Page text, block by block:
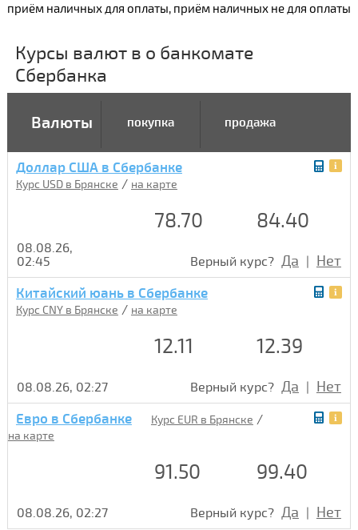
приём наличных для оплаты, приём наличных не для оплаты
Курсы валют в о банкомате
Сбербанка
Валюты покупка продажа
Доллар США в Сбербанке
Курс USD в Брянске / на карте
78.70 84.40
08.08.26,
02:45
Верный курс? Да | Нет
Китайский юань в Сбербанке
Курс CNY в Брянске / на карте
12.11 12.39
08.08.26, 02:27 Верный курс? Да | Нет
Евро в Сбербанке Курс EUR в Брянске /
на карте
91.50 99.40
08.08.26, 02:27 Верный курс? Да | Нет